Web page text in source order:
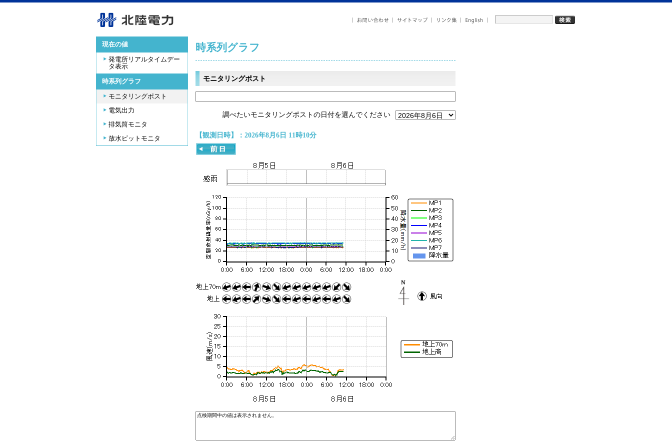
現在の値
発電所リアルタイムデー
タ表示
時系列グラフ
モニタリングポスト
電気出力
排気筒モニタ
放水ピットモニタ
時系列グラフ
モニタリングポスト
調べたいモニタリングポストの日付を選んでください
【観測日時】：2026年8月6日 11時10分